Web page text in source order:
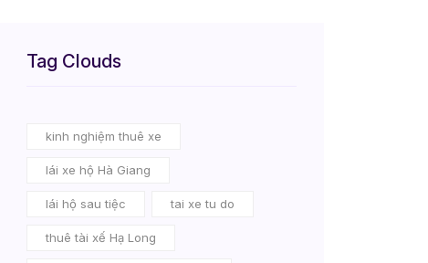
Tag Clouds
kinh nghiệm thuê xe
lái xe hộ Hà Giang
lái hộ sau tiệc tai xe tu do
thuê tài xế Hạ Long